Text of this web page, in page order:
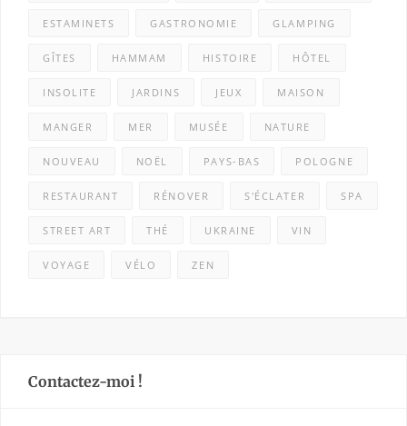
ESTAMINETS GASTRONOMIE GLAMPING
GÎTES HAMMAM HISTOIRE HÔTEL
INSOLITE JARDINS JEUX MAISON
MANGER MER MUSÉE NATURE
NOUVEAU NOËL PAYS-BAS POLOGNE
RESTAURANT RÉNOVER S'ÉCLATER SPA
STREET ART THÉ UKRAINE VIN
VOYAGE VÉLO ZEN
Contactez-moi !